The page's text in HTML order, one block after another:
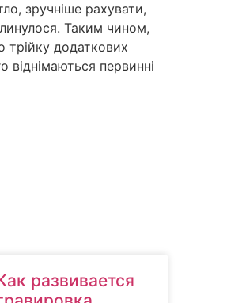
зручніше рахувати,
Таким чином,
трійку додаткових
віднімаються первинні
развивается